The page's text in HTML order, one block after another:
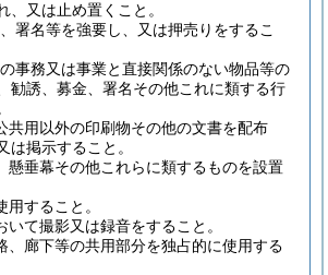
、又は止め置くこと。
署名等を強要し、又は押売りをするこ
の事務又は事業と直接関係のない物品等の
勧誘、募金、署名その他これに類する行
共用以外の印刷物その他の文書を配布
は掲示すること。
懸垂幕その他これらに類するものを設置
用すること。
いて撮影又は録音をすること。
、廊下等の共用部分を独占的に使用する